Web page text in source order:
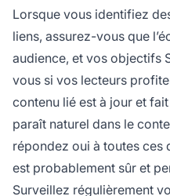
Lorsque vous identifiez
liens, assurez-vous que
audience, et vos objectifs
vous si vos lecteurs
contenu lié est à jour et
paraît naturel dans le
répondez oui à toutes ces
est probablement sûr et
Surveillez régulièrement